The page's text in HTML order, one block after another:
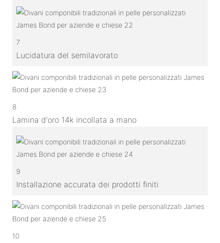
7
Lucidatura del semilavorato
8
Lamina d'oro 14k incollata a mano
9
Installazione accurata dei prodotti finiti
10